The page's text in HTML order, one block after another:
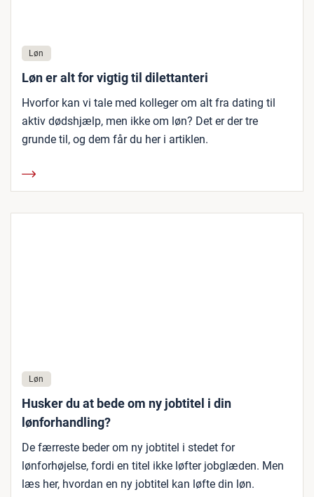
Løn
Løn er alt for vigtig til dilettanteri
Hvorfor kan vi tale med kolleger om alt fra dating til
aktiv dødshjælp, men ikke om løn? Det er der tre
grunde til, og dem får du her i artiklen.
Løn
Husker du at bede om ny jobtitel i din
lønforhandling?
De færreste beder om ny jobtitel i stedet for
lønforhøjelse, fordi en titel ikke løfter jobglæden. Men
læs her, hvordan en ny jobtitel kan løfte din løn.